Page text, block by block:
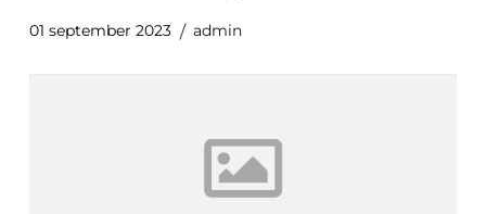
01 september 2023 admin